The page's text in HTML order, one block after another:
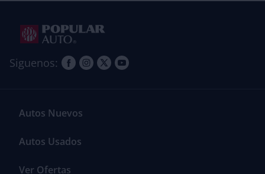
Siguenos:
Autos Nuevos
Autos Usados
Ver Ofertas